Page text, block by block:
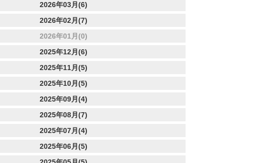
2026年03月(6)
2026年02月(7)
2026年01月(0)
2025年12月(6)
2025年11月(5)
2025年10月(5)
2025年09月(4)
2025年08月(7)
2025年07月(4)
2025年06月(5)